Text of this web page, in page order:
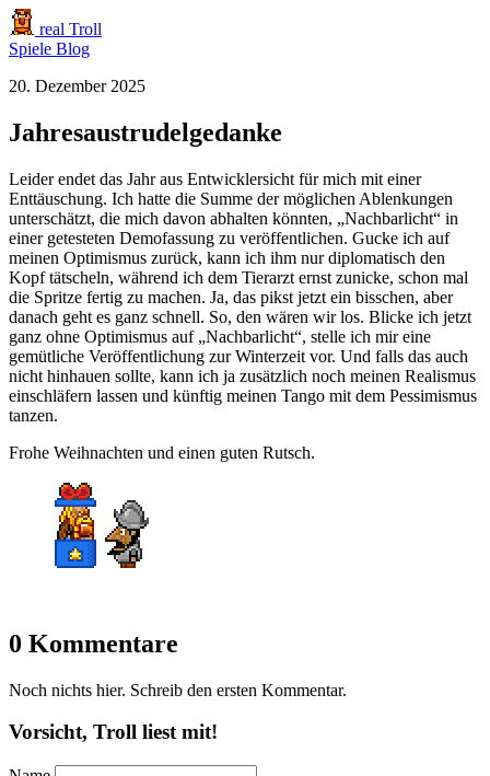
real Troll
Spiele Blog
20. Dezember 2025
Jahresaustrudelgedanke
Leider endet das Jahr aus Entwicklersicht für mich mit einer
Enttäuschung. Ich hatte die Summe der möglichen Ablenkungen
unterschätzt, die mich davon abhalten könnten, „Nachbarlicht“ in
einer getesteten Demofassung zu veröffentlichen. Gucke ich auf
meinen Optimismus zurück, kann ich ihm nur diplomatisch den
Kopf tätscheln, während ich dem Tierarzt ernst zunicke, schon mal
die Spritze fertig zu machen. Ja, das pikst jetzt ein bisschen, aber
danach geht es ganz schnell. So, den wären wir los. Blicke ich jetzt
ganz ohne Optimismus auf „Nachbarlicht“, stelle ich mir eine
gemütliche Veröffentlichung zur Winterzeit vor. Und falls das auch
nicht hinhauen sollte, kann ich ja zusätzlich noch meinen Realismus
einschläfern lassen und künftig meinen Tango mit dem Pessimismus
tanzen.
Frohe Weihnachten und einen guten Rutsch.
0 Kommentare
Noch nichts hier. Schreib den ersten Kommentar.
Vorsicht, Troll liest mit!